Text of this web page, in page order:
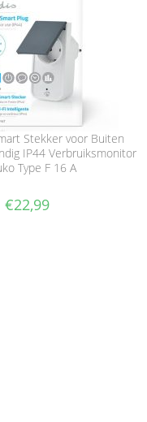
Stekker voor Buiten
IP44 Verbruiksmonitor
Type F 16 A
€22,99